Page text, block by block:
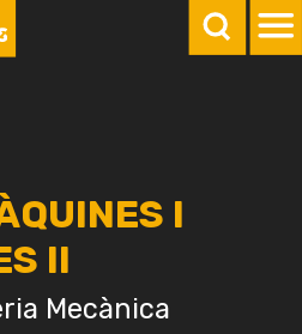
I
II
Mecànica